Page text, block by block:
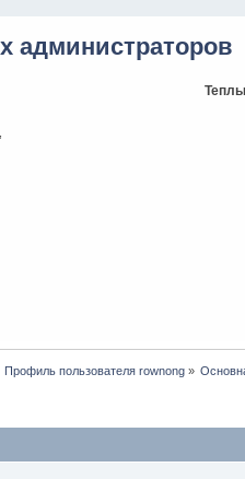
Профиль пользователя rownong»